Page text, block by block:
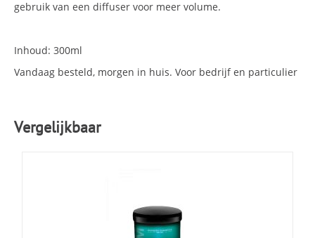
gebruik van een diffuser voor meer volume.
Inhoud: 300ml
Vandaag besteld, morgen in huis. Voor bedrijf en particulier
Vergelijkbaar